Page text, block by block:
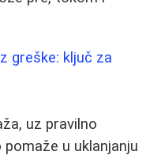
greške: ključ za
uz pravilno
u uklanjanju